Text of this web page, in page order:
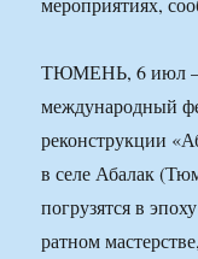
ТЮМЕНЬ, 6 июл
международный
реконструкции
в селе Абалак
погрузятся в
ратном